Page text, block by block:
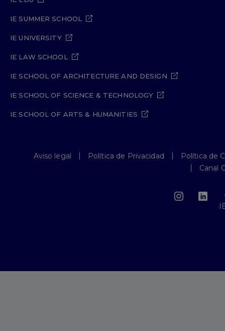
IE SUMMER SCHOOL
IE UNIVERSITY
IE LAW SCHOOL
IE SCHOOL OF ARCHITECTURE AND DESIGN
IE SCHOOL OF SCIENCE & TECHNOLOGY
IE SCHOOL OF ARTS & HUMANITIES
Aviso legal Política de Privacidad
Política de
Canal